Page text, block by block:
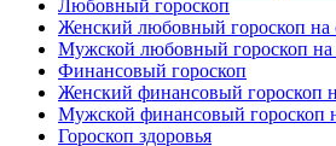
Любовный гороскоп
Женский любовный гороскоп на
Мужской любовный гороскоп на
Финансовый гороскоп
Женский финансовый гороскоп
Мужской финансовый гороскоп
Гороскоп здоровья